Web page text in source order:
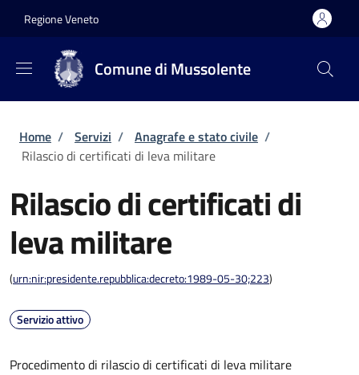
Regione Veneto
Comune di Mussolente
Briciole di pane
Home / Servizi / Anagrafe e stato civile /
Rilascio di certificati di leva militare
Rilascio di certificati di
leva militare
(urn:nir:presidente.repubblica:decreto:1989-05-30;223)
Servizio attivo
Procedimento di rilascio di certificati di leva militare